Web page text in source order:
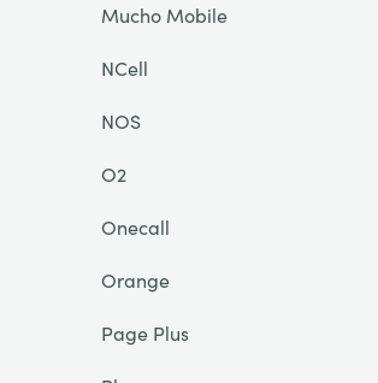
Mucho Mobile
NCell
NOS
O2
Onecall
Orange
Page Plus